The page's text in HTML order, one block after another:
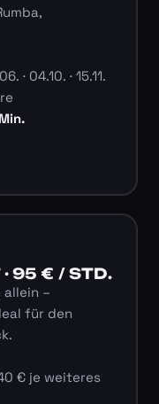
· 04.10. · 15.11.
95 € / STD.
allein –
für den
€ je weiteres